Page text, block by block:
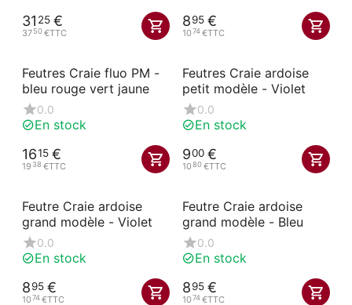
31 25 €
3750€TTC
895 €
1074€TTC
Feutres Craie fluo PM -
bleu rouge vert jaune
0.0
En stock
1615 €
19 38 €TTC
Feutres Craie ardoise
petit modèle - Violet
0.0
En stock
900 €
1080€TTC
Feutre Craie ardoise
grand modèle - Violet
0.0
En stock
895 €
1074€TTC
Feutre Craie ardoise
grand modèle - Bleu
0.0
En stock
895 €
1074€TTC